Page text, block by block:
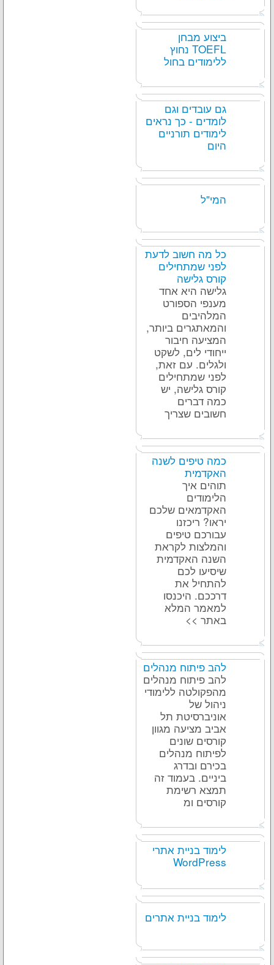
ביצוע מבחן
TOEFL נחוץ
ללימודים בחול
גם עובדים וגם
לומדים - כך נראים
לימודים תורניים
היום
המי"ל
כל מה חשוב לדעת
לפני שמתחילים
קורס גלישה
גלישה היא אחד
מענפי הספורט
המלהיבים
והמאתגרים ביותר,
המציעה חיבור
ייחודי לים, לשקט
ולגלים. עם זאת,
לפני שמתחילים
קורס גלישה, יש
כמה דברים
חשובים שצריך
כמה טיפים לשנה
האקדמית
תוהים איך
הלימודים
האקדמאים שלכם
יראו? ריכזנו
עבורכם טיפים
והמלצות לקראת
השנה האקדמית
שיסיעו לכם
להתחיל את
דרככם. היכנסו
למאמר המלא
באתר >>
להב פיתוח מנהלים
להב פיתוח מנהלים
מהפקולטה ללימודי
ניהול של
אוניברסיטת תל
אביב מציעה מגוון
קורסים שונים
לפיתוח מנהלים
בכירם ובדרג
ביניים. בעמוד זה
תמצא רשימת
קורסים ומ
לימוד בניית אתרי
WordPress
לימוד בניית אתרים